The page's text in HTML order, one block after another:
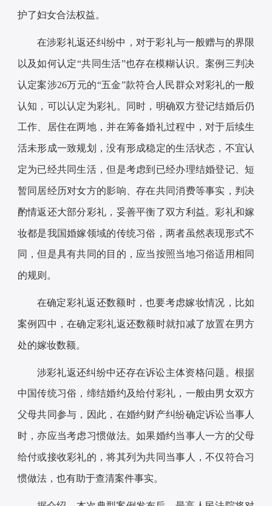
护了妇女合法权益。
在涉彩礼返还纠纷中，对于彩礼与一般赠与的界限
以及如何认定“共同生活”也存在模糊认识。案例三判决
认定案涉26万元的“五金”款符合人民群众对彩礼的一般
认知，可以认定为彩礼。同时，明确双方登记结婚后仍
工作、居住在两地，并在筹备婚礼过程中，对于后续生
活未形成一致规划，没有形成稳定的生活状态，不宜认
定为已经共同生活，但是考虑到已经办理结婚登记、短
暂同居经历对女方的影响、存在共同消费等事实，判决
酌情返还大部分彩礼，妥善平衡了双方利益。彩礼和嫁
妆都是我国婚嫁领域的传统习俗，两者虽然表现形式不
同，但是具有共同的目的，应当按照当地习俗适用相同
的规则。
在确定彩礼返还数额时，也要考虑嫁妆情况，比如
案例四中，在确定彩礼返还数额时就扣减了放置在男方
处的嫁妆数额。
涉彩礼返还纠纷中还存在诉讼主体资格问题。根据
中国传统习俗，缔结婚约及给付彩礼，一般由男女双方
父母共同参与，因此，在婚约财产纠纷确定诉讼当事人
时，亦应当考虑习惯做法。如果婚约当事人一方的父母
给付或接收彩礼的，将其列为共同当事人，不仅符合习
惯做法，也有助于查清案件事实。